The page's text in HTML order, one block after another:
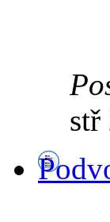
stř